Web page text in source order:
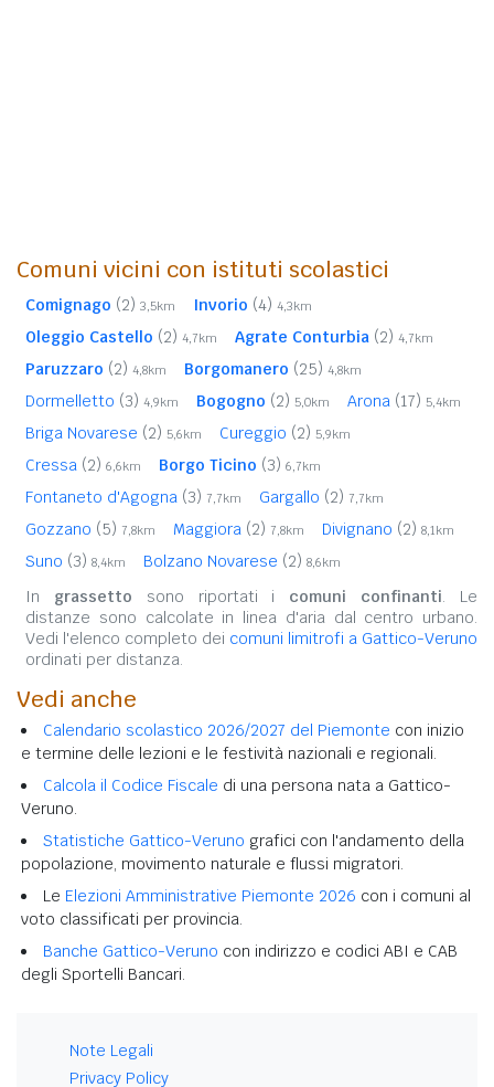
Comuni vicini con istituti scolastici
Comignago (2) 3,5km Invorio (4) 4,3km
Oleggio Castello (2) 4,7km Agrate Conturbia (2) 4,7km
Paruzzaro (2) 4,8km Borgomanero (25) 4,8km
Dormelletto (3) 4,9km Bogogno (2) 5,0km Arona (17) 5,4km
Briga Novarese (2) 5,6km Cureggio (2) 5,9km
Cressa (2) 6,6km Borgo Ticino (3) 6,7km
Fontaneto d'Agogna (3) 7,7km Gargallo (2) 7,7km
Gozzano (5) 7,8km Maggiora (2) 7,8km Divignano (2) 8,1km
Suno (3) 8,4km Bolzano Novarese (2) 8,6km
In grassetto sono riportati i comuni confinanti. Le
distanze sono calcolate in linea d'aria dal centro urbano.
Vedi l'elenco completo dei comuni limitrofi a Gattico-Veruno
ordinati per distanza.
Vedi anche
Calendario scolastico 2026/2027 del Piemonte con inizio
e termine delle lezioni e le festività nazionali e regionali.
Calcola il Codice Fiscale di una persona nata a Gattico-
Veruno.
Statistiche Gattico-Veruno grafici con l'andamento della
popolazione, movimento naturale e flussi migratori.
Le Elezioni Amministrative Piemonte 2026 con i comuni al
voto classificati per provincia.
Banche Gattico-Veruno con indirizzo e codici ABI e CAB
degli Sportelli Bancari.
Note Legali
Privacy Policy